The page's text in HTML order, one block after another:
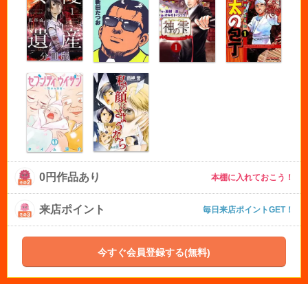
0円作品あり 本棚に入れておこう！
来店ポイント 毎日来店ポイントGET！
今すぐ会員登録する(無料)